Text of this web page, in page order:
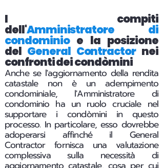
I compiti
dell'Amministratore di
condominioe la posizione
del General Contractornei
confronti dei condòmini
Anche se l'aggiornamento della rendita
catastale non è un adempimento
condominiale, l'Amministratore di
condominio ha un ruolo cruciale nel
supportare i condòmini in questo
processo. In particolare, esso dovrebbe
adoperarsi affinché il General
Contractor fornisca una valutazione
complessiva sulla necessità di